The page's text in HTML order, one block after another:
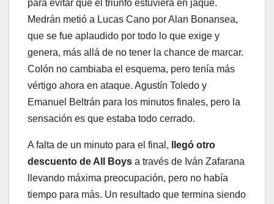
para evitar que el triunfo estuviera en jaque.
Medrán metió a Lucas Cano por Alan Bonansea,
que se fue aplaudido por todo lo que exige y
genera, más allá de no tener la chance de marcar.
Colón no cambiaba el esquema, pero tenía más
vértigo ahora en ataque. Agustín Toledo y
Emanuel Beltrán para los minutos finales, pero la
sensación es que estaba todo cerrado.
A falta de un minuto para el final,
llegó otro
descuento de All Boys a través de Iván Zafarana
llevando máxima preocupación, pero no había
tiempo para más. Un resultado que termina siendo